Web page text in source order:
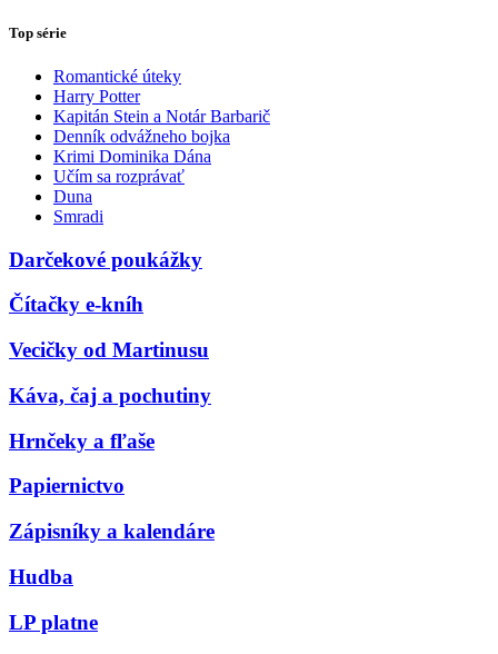
Top série
Romantické úteky
Harry Potter
Kapitán Stein a Notár Barbarič
Denník odvážneho bojka
Krimi Dominika Dána
Učím sa rozprávať
Duna
Smradi
Darčekové poukážky
Čítačky e-kníh
Vecičky od Martinusu
Káva, čaj a pochutiny
Hrnčeky a fľaše
Papiernictvo
Zápisníky a kalendáre
Hudba
LP platne